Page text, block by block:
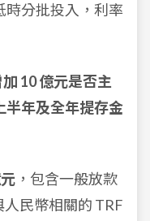
時分批投入，利率
10 億元是否主
半年及全年提存金
，包含一般放款
民幣相關的 TRF